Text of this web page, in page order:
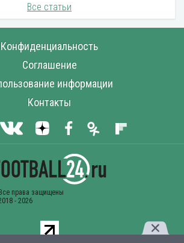
Все статьи
Конфиденциальность
Соглашение
информации
Контакты